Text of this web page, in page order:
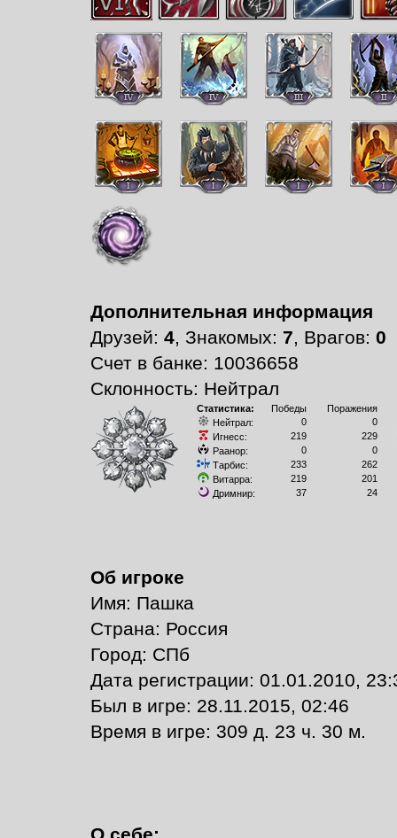
Дополнительная информация
Друзей: 4, Знакомых: 7, Врагов: 0
Счет в банке: 10036658
Склонность: Нейтрал
Статистика: Победы
Поражения
Нейтрал:
0
0
Игнесс:
219
229
Раанор:
0
0
Тарбис:
233
262
Витарра:
219
201
Дримнир:
37 24
Об игроке
Имя: Пашка
Страна: Россия
Город: СПб
Дата регистрации: 01.01.2010,
Был в игре: 28.11.2015, 02:46
Время в игре: 309 д. 23 ч. 30 м.